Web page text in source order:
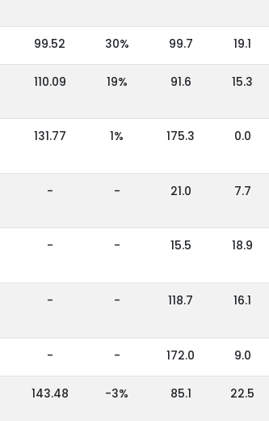
99.52 30% 99.7 19.1
110.09 19% 91.6 15.3
131.77 1% 175.3 0.0
- - 21.0 7.7
- - 15.5 18.9
- - 118.7 16.1
- - 172.0 9.0
143.48 -3% 85.1 22.5